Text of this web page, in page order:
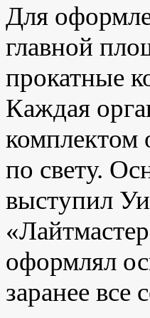
Для
главной
прокатные
Каждая
комплектом
по свету.
выступил
оформлял
заранее